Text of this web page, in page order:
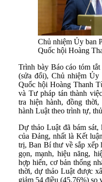
Chủ nhiệm Ủy ban
Quốc hội Hoàng
Trình bày Báo cáo tóm
(sửa đổi), Chủ nhiệm Ủy
Quốc hội Hoàng Thanh
và Tư pháp tán thành
tra hiện hành, đồng
hành Luật theo trình tự,
Dự thảo Luật đã bám
của Đảng, nhất là Kết
trị, Ban Bí thư về sắp xếp
gọn, mạnh, hiệu năng,
hợp hiến, cơ bản thống
thời, dự thảo Luật được
giảm 54 điều (45,76%) so